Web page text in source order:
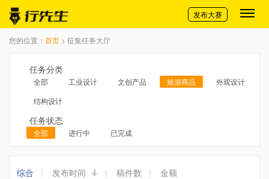
切换导航
发布大赛
您的位置： 首页 > 征集任务大厅
任务分类
全部 工业设计 文创产品 旅游商品
外观设计
结构设计
任务状态
全部 进行中 已完成
综合 | 发布时间 | 稿件数 | 金额